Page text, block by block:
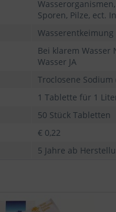
Sporen, Pilze, ect.
Wasserentkeimung
Bei klarem Wasser
Wasser JA
Troclosene Sodium
1 Tablette für 1
50 Stück Tabletten
€ 0,22
5 Jahre ab